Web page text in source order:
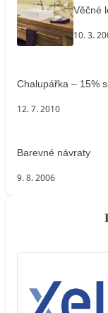
Věčné
10. 3.
Chalupářka – 15%
12. 7. 2010
Barevné návraty
9. 8. 2006